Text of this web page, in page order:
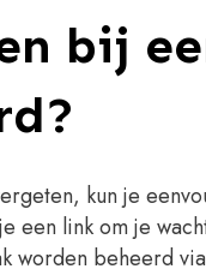
bij
kun je
een link om je
worden beheerd